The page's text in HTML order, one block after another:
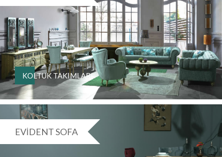
KOLTUK TAKIMLARI
EVIDENT SOFA